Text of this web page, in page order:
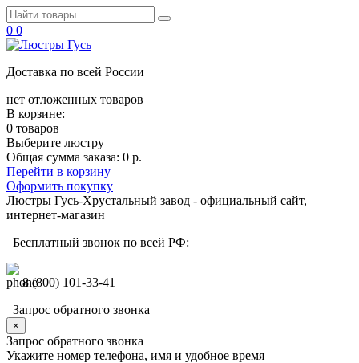
0 0
Доставка по всей России
нет отложенных товаров
В корзине:
0 товаров
Выберите люстру
Общая сумма заказа: 0 р.
Перейти в корзину
Оформить покупку
Люстры Гусь-Хрустальный завод - официальный сайт,
интернет-магазин
Бесплатный звонок по всей РФ:
8 (800) 101-33-41
Запрос обратного звонка
×
Запрос обратного звонка
Укажите номер телефона, имя и удобное время